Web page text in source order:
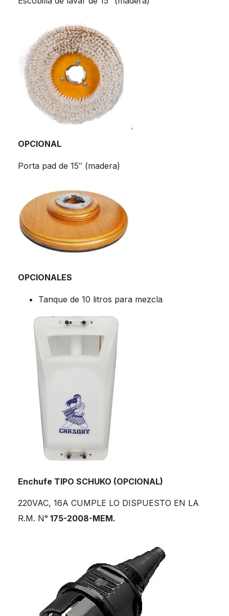
OPCIONAL
Porta pad de 15″ (madera)
OPCIONALES
Tanque de 10 litros para mezcla
Enchufe TIPO SCHUKO (OPCIONAL)
220VAC, 16A CUMPLE LO DISPUESTO EN LA
R.M. N° 175-2008-MEM.